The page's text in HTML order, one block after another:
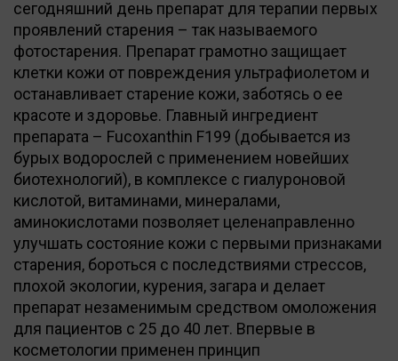
сегодняшний день препарат для терапии первых
проявлений старения – так называемого
фотостарения. Препарат грамотно защищает
клетки кожи от повреждения ультрафиолетом и
останавливает старение кожи, заботясь о ее
красоте и здоровье. Главный ингредиент
препарата – Fucoxanthin F199 (добывается из
бурых водорослей с применением новейших
биотехнологий), в комплексе с гиалуроновой
кислотой, витаминами, минералами,
аминокислотами позволяет целенаправленно
улучшать состояние кожи с первыми признаками
старения, бороться с последствиями стрессов,
плохой экологии, курения, загара и делает
препарат незаменимым средством омоложения
для пациентов с 25 до 40 лет. Впервые в
косметологии применен принцип